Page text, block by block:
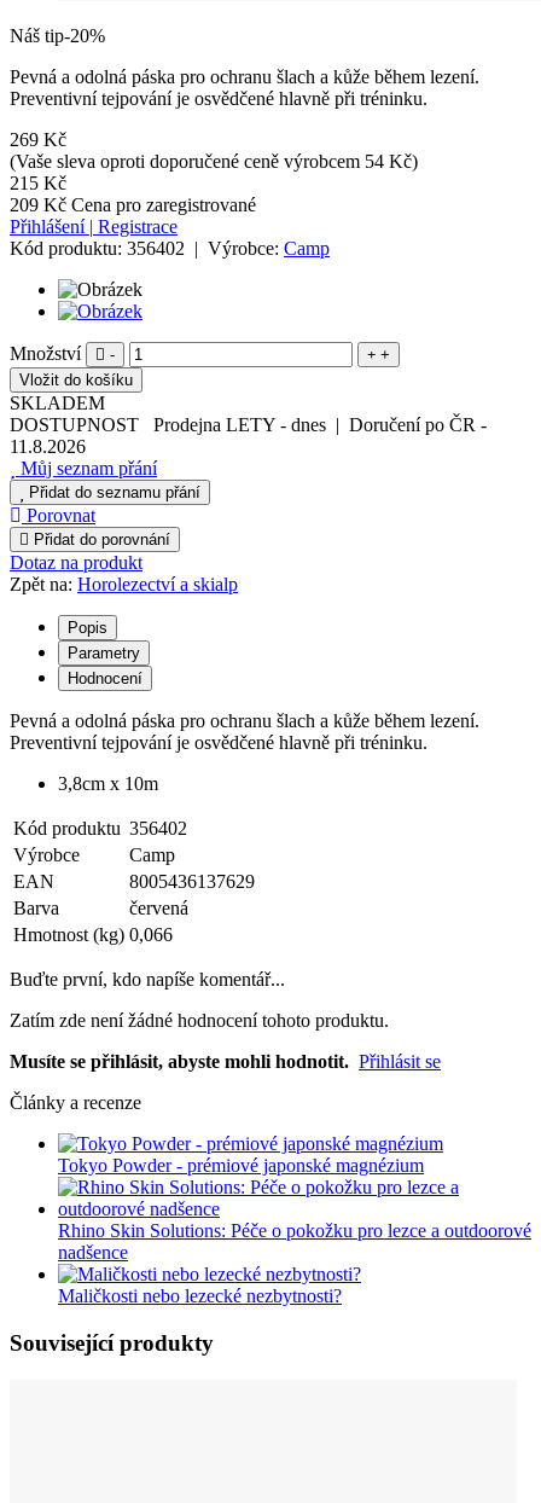
Náš tip-20%
Pevná a odolná páska pro ochranu šlach a kůže během lezení.
Preventivní tejpování je osvědčené hlavně při tréninku.
269 Kč
(Vaše sleva oproti doporučené ceně výrobcem 54 Kč)
215 Kč
209 Kč Cena pro zaregistrované
Přihlášení | Registrace
Kód produktu: 356402 | Výrobce: Camp
Množství - +
SKLADEM
DOSTUPNOST
Prodejna LETY - dnes | Doručení po ČR -
11.8.2026
Můj seznam přání
Přidat do seznamu přání
Porovnat
Přidat do porovnání
Dotaz na produkt
Zpět na: Horolezectví a skialp
Popis
Parametry
Hodnocení
Pevná a odolná páska pro ochranu šlach a kůže během lezení.
Preventivní tejpování je osvědčené hlavně při tréninku.
3,8cm x 10m
Kód produktu 356402
Výrobce
Camp
EAN
8005436137629
Barva
červená
Hmotnost (kg) 0,066
Buďte první, kdo napíše komentář...
Zatím zde není žádné hodnocení tohoto produktu.
Musíte se přihlásit, abyste mohli hodnotit. Přihlásit se
Články a recenze
Tokyo Powder - prémiové japonské magnézium
Rhino Skin Solutions: Péče o pokožku pro lezce a outdoorové
nadšence
Maličkosti nebo lezecké nezbytnosti?
Související produkty